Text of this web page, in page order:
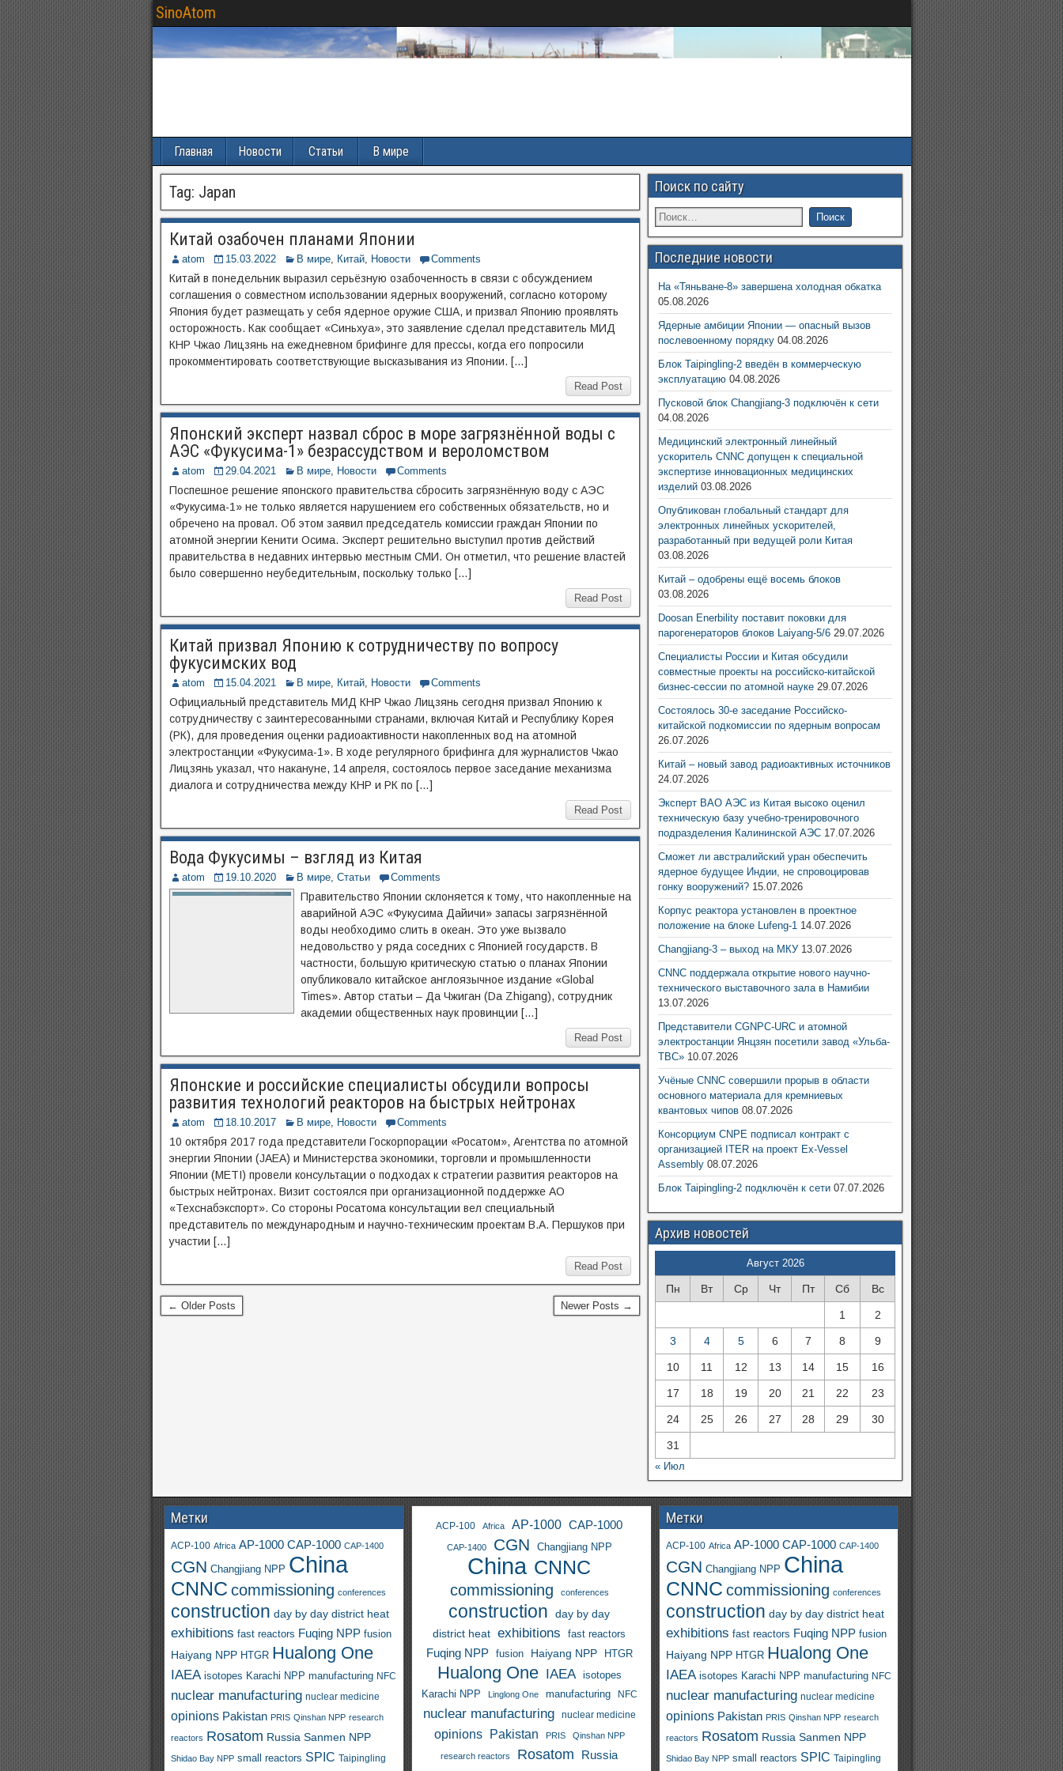
SinoAtom
Главная Новости Статьи В мире
Tag: Japan
Китай озабочен планами Японии
atom 15.03.2022 В мире, Китай, Новости Comments
Китай в понедельник выразил серьёзную озабоченность в связи с обсуждением
соглашения о совместном использовании ядерных вооружений, согласно которому
Япония будет размещать у себя ядерное оружие США, и призвал Японию проявлять
осторожность. Как сообщает «Синьхуа», это заявление сделал представитель МИД
КНР Чжао Лицзянь на ежедневном брифинге для прессы, когда его попросили
прокомментировать соответствующие высказывания из Японии. […]
Read Post
Японский эксперт назвал сброс в море загрязнённой воды с
АЭС «Фукусима-1» безрассудством и вероломством
atom 29.04.2021 В мире, Новости Comments
Поспешное решение японского правительства сбросить загрязнённую воду с АЭС
«Фукусима-1» не только является нарушением его собственных обязательств, но и
обречено на провал. Об этом заявил председатель комиссии граждан Японии по
атомной энергии Кенити Осима. Эксперт решительно выступил против действий
правительства в недавних интервью местным СМИ. Он отметил, что решение властей
было совершенно неубедительным, поскольку только […]
Read Post
Китай призвал Японию к сотрудничеству по вопросу
фукусимских вод
atom 15.04.2021 В мире, Китай, Новости Comments
Официальный представитель МИД КНР Чжао Лицзянь сегодня призвал Японию к
сотрудничеству с заинтересованными странами, включая Китай и Республику Корея
(РК), для проведения оценки радиоактивности накопленных вод на атомной
электростанции «Фукусима-1». В ходе регулярного брифинга для журналистов Чжао
Лицзянь указал, что накануне, 14 апреля, состоялось первое заседание механизма
диалога и сотрудничества между КНР и РК по […]
Read Post
Вода Фукусимы – взгляд из Китая
atom 19.10.2020 В мире, Статьи Comments
Правительство Японии склоняется к тому, что накопленные на
аварийной АЭС «Фукусима Дайичи» запасы загрязнённой
воды необходимо слить в океан. Это уже вызвало
недовольство у ряда соседних с Японией государств. В
частности, большую критическую статью о планах Японии
опубликовало китайское англоязычное издание «Global
Times». Автор статьи – Да Чжиган (Da Zhigang), сотрудник
академии общественных наук провинции […]
Read Post
Японские и российские специалисты обсудили вопросы
развития технологий реакторов на быстрых нейтронах
atom 18.10.2017 В мире, Новости Comments
10 октября 2017 года представители Госкорпорации «Росатом», Агентства по атомной
энергии Японии (JAEA) и Министерства экономики, торговли и промышленности
Японии (METI) провели консультации о подходах к стратегии развития реакторов на
быстрых нейтронах. Визит состоялся при организационной поддержке АО
«Техснабэкспорт». Со стороны Росатома консультации вел специальный
представитель по международным и научно-техническим проектам В.А. Першуков при
участии […]
Read Post
← Older Posts Newer Posts →
Поиск по сайту
Последние новости
На «Тяньване-8» завершена холодная обкатка
05.08.2026
Ядерные амбиции Японии — опасный вызов
послевоенному порядку 04.08.2026
Блок Taipingling-2 введён в коммерческую
эксплуатацию 04.08.2026
Пусковой блок Changjiang-3 подключён к сети
04.08.2026
Медицинский электронный линейный
ускоритель CNNC допущен к специальной
экспертизе инновационных медицинских
изделий 03.08.2026
Опубликован глобальный стандарт для
электронных линейных ускорителей,
разработанный при ведущей роли Китая
03.08.2026
Китай – одобрены ещё восемь блоков
03.08.2026
Doosan Enerbility поставит поковки для
парогенераторов блоков Laiyang-5/6 29.07.2026
Специалисты России и Китая обсудили
совместные проекты на российско-китайской
бизнес-сессии по атомной науке 29.07.2026
Состоялось 30-е заседание Российско-
китайской подкомиссии по ядерным вопросам
26.07.2026
Китай – новый завод радиоактивных источников
24.07.2026
Эксперт ВАО АЭС из Китая высоко оценил
техническую базу учебно-тренировочного
подразделения Калининской АЭС 17.07.2026
Сможет ли австралийский уран обеспечить
ядерное будущее Индии, не спровоцировав
гонку вооружений? 15.07.2026
Корпус реактора установлен в проектное
положение на блоке Lufeng-1 14.07.2026
Changjiang-3 – выход на МКУ 13.07.2026
CNNC поддержала открытие нового научно-
технического выставочного зала в Намибии
13.07.2026
Представители CGNPC-URC и атомной
электростанции Янцзян посетили завод «Ульба-
ТВС» 10.07.2026
Учёные CNNC совершили прорыв в области
основного материала для кремниевых
квантовых чипов 08.07.2026
Консорциум CNPE подписал контракт с
организацией ITER на проект Ex-Vessel
Assembly 08.07.2026
Блок Taipingling-2 подключён к сети 07.07.2026
Архив новостей
Август 2026
Пн Вт Ср Чт Пт Сб Вс
1 2
3 4 5 6 7 8 9
10 11 12 13 14 15 16
17 18 19 20 21 22 23
24 25 26 27 28 29 30
31
« Июл
Метки
ACP-100 Africa AP-1000 CAP-1000 CAP-1400
CGN Changjiang NPP China
CNNC commissioning conferences
construction day by day district heat
exhibitions fast reactors Fuqing NPP fusion
Haiyang NPP HTGR Hualong One
IAEA isotopes Karachi NPP manufacturing NFC
nuclear manufacturing nuclear medicine
opinions Pakistan PRIS Qinshan NPP research
reactors Rosatom Russia Sanmen NPP
Shidao Bay NPP small reactors SPIC Taipingling
ACP-100 Africa AP-1000 CAP-1000
CAP-1400 CGN Changjiang NPP
China CNNC
commissioning conferences
construction
day by day
district heat
exhibitions fast reactors
Fuqing NPP fusion Haiyang NPP HTGR
Hualong One IAEA
isotopes
Karachi NPP
Linglong One manufacturing NFC
nuclear manufacturing nuclear medicine
opinions Pakistan PRIS Qinshan NPP
research reactors Rosatom
Russia
Метки
ACP-100 Africa AP-1000 CAP-1000 CAP-1400
CGN Changjiang NPP China
CNNC commissioning conferences
construction day by day district heat
exhibitions fast reactors Fuqing NPP fusion
Haiyang NPP HTGR Hualong One
IAEA isotopes Karachi NPP manufacturing NFC
nuclear manufacturing nuclear medicine
opinions Pakistan PRIS Qinshan NPP research
reactors Rosatom Russia Sanmen NPP
Shidao Bay NPP small reactors SPIC Taipingling